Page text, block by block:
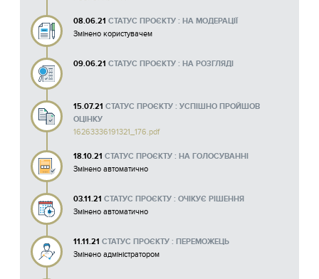
dlia-molodi-dnipra.xlsx
08.06.21 СТАТУС ПРОЄКТУ : НА МОДЕРАЦІЇ
Змінено користувачем
09.06.21 СТАТУС ПРОЄКТУ : НА РОЗГЛЯДІ
15.07.21 СТАТУС ПРОЄКТУ : УСПІШНО ПРОЙШОВ
ОЦІНКУ
16263336191321_176.pdf
18.10.21 СТАТУС ПРОЄКТУ : НА ГОЛОСУВАННІ
Змінено автоматично
03.11.21 СТАТУС ПРОЄКТУ : ОЧІКУЄ РІШЕННЯ
Змінено автоматично
11.11.21 СТАТУС ПРОЄКТУ : ПЕРЕМОЖЕЦЬ
Змінено адміністратором